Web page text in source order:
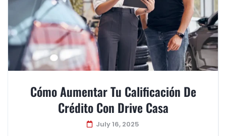
Cómo Aumentar Tu Calificación De
Crédito Con Drive Casa
July 16, 2025